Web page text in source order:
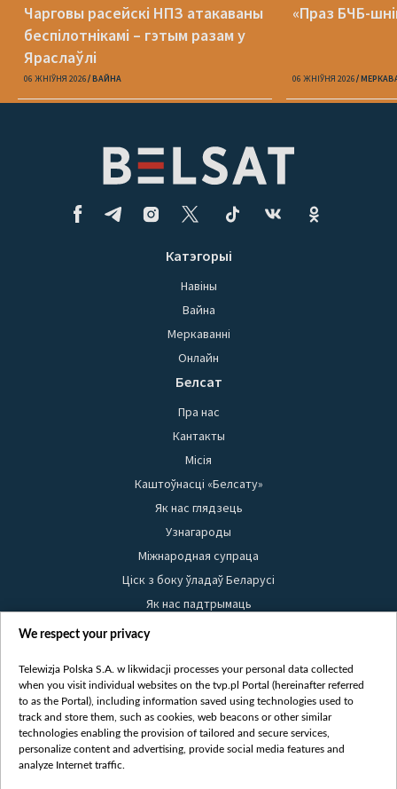
Чарговы расейскі НПЗ атакаваны
беспілотнікамі – гэтым разам у
Яраслаўлі
06 ЖНІЎНЯ 2026 ВАЙНА
«Праз БЧБ-
06 ЖНІЎНЯ 2026
Катэгорыі
Навіны
Вайна
Меркаванні
Онлайн
Белсат
Пра нас
Кантакты
Місія
Каштоўнасці «Белсату»
Як нас глядзець
Узнагароды
Міжнародная супраца
Ціск з боку ўладаў Беларусі
Як нас падтрымаць
Правілы выкарыстання матэрыялаў
Бяспека
Youtube
Белсат news
Белсат Shorts
We respect your privacy
Telewizja Polska S.A. w likwidacji processes your personal data collected
when you visit individual websites on the tvp.pl Portal (hereinafter referred
to as the Portal), including information saved using technologies used to
track and store them, such as cookies, web beacons or other similar
technologies enabling the provision of tailored and secure services,
personalize content and advertising, provide social media features and
analyze Internet traffic.